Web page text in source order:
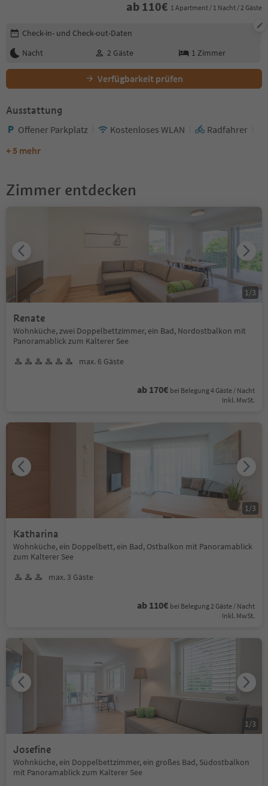
ab 110€ 1 Apartment / 1 Nacht / 2 Gäste
Buchungsdetails bearbeiten
Check-in- und Check-out-Daten
Nacht
2 Gäste 1 Zimmer
Verfügbarkeit prüfen
Ausstattung
Offener Parkplatz Kostenloses WLAN
Radfahrer
+ 5 mehr
Zimmer entdecken
Renate
Wohnküche, zwei Doppelbettzimmer, ein Bad, Nordostbalkon mit
Panoramablick zum Kalterer See
max. 6 Gäste
ab 170€ bei Belegung 4 Gäste / Nacht
Inkl. MwSt.
1 /3
Katharina
Wohnküche, ein Doppelbett, ein Bad, Ostbalkon mit Panoramablick
zum Kalterer See
max. 3 Gäste
ab 110€ bei Belegung 2 Gäste / Nacht
Inkl. MwSt.
1 /3
Josefine
Wohnküche, ein Doppelbettzimmer, ein großes Bad, Südostbalkon
mit Panoramablick zum Kalterer See
1 /3